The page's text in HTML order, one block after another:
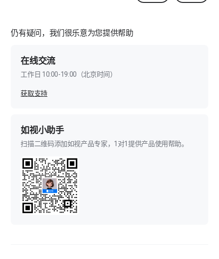
仍有疑问，我们很乐意为您提供帮助
在线交流
工作日 10:00-19:00（北京时间）
获取支持
如视小助手
扫描二维码添加如视产品专家，1对1提供产品使用帮助。